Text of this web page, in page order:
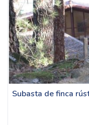
Subasta de finca